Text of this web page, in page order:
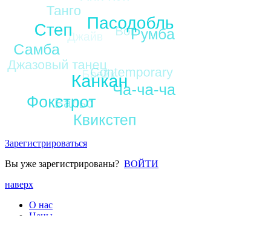
Зарегистрироваться
Вы уже зарегистрированы? ВОЙТИ
наверх
О нас
Цены